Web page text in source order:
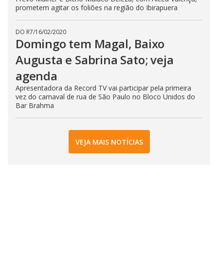
prometem agitar os foliões na região do Ibirapuera
DO R7/16/02/2020
Domingo tem Magal, Baixo
Augusta e Sabrina Sato; veja
agenda
Apresentadora da Record TV vai participar pela primeira
vez do carnaval de rua de São Paulo no Bloco Unidos do
Bar Brahma
VEJA MAIS NOTÍCIAS